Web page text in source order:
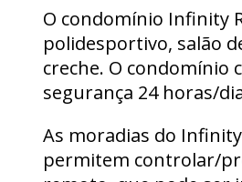
O condomínio Infinity
polidesportivo, salão
creche. O condomínio
segurança 24 horas/
As moradias do
permitem controlar/